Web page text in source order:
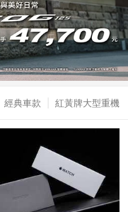
經典車款 紅黃牌大型重機